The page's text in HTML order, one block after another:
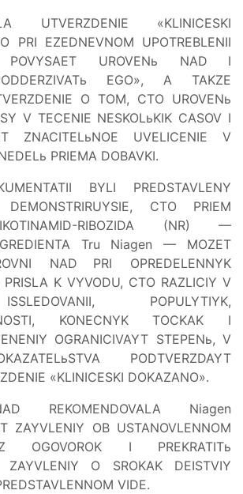
UTVERZDENIE «KLINICESKI
PRI EZEDNEVNOM UPOTREBLENII
POVYSAET UROVENь NAD
I
EGO», A TAKZE
O TOM, CTO UROVENь
V TECENIE NESKOLьKIK CASOV I
ZNACITELьNOE UVELICENIE V
PRIEMA DOBAVKI.
BYLI PREDSTAVLENY
DEMONSTRIRUYSIE, CTO PRIEM
RIBOZIDA (NR) —
Tru Niagen — MOZET
NAD
PRI OPREDELENNYK
PRISLA K VYVODU, CTO RAZLICIY V
POPULYTIYK,
KONECNYK TOCKAK I
OGRANICIVAYT STEPENь, V
PODTVERZDAYT
«KLINICESKI DOKAZANO».
REKOMENDOVALA Niagen
ZAYVLENIY OB USTANOVLENNOM
OGOVOROK I PREKRATITь
ZAYVLENIY O SROKAK DEISTVIY
VIDE.